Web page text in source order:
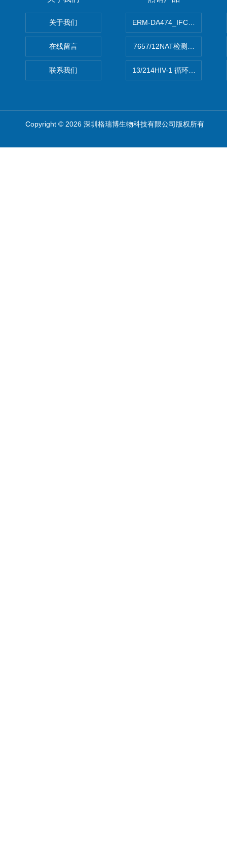
关于我们
在线留言
联系我们
ERM-DA474_IFCCC反应蛋
7657/12NAT检测的D型肝炎
13/214HIV-1 循环重组形式
Copyright © 2026 深圳格瑞博生物科技有限公司版权所有